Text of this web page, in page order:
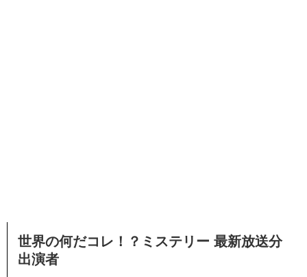
世界の何だコレ！？ミステリー 最新放送分
出演者